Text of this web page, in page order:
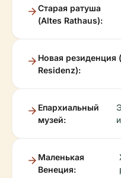
Старая ратуша
(Altes Rathaus):
Новая резиденция
Residenz):
Епархиальный
музей:
Маленькая
Венеция: